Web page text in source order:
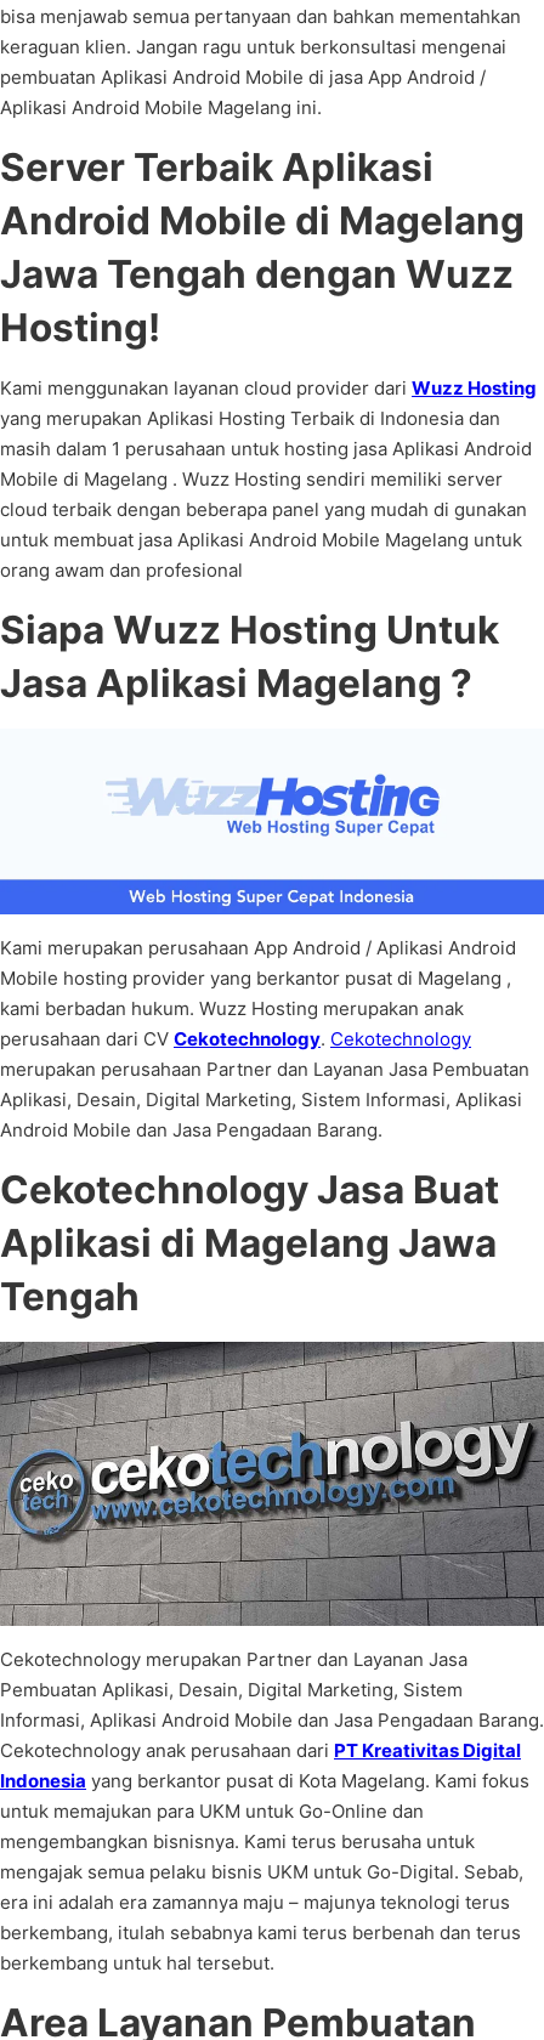
bisa menjawab semua pertanyaan dan bahkan mementahkan
keraguan klien. Jangan ragu untuk berkonsultasi mengenai
pembuatan Aplikasi Android Mobile di jasa App Android /
Aplikasi Android Mobile Magelang ini.
Server Terbaik Aplikasi
Android Mobile di Magelang
Jawa Tengah dengan Wuzz
Hosting!
Kami menggunakan layanan cloud provider dari Wuzz Hosting
yang merupakan Aplikasi Hosting Terbaik di Indonesia dan
masih dalam 1 perusahaan untuk hosting jasa Aplikasi Android
Mobile di Magelang . Wuzz Hosting sendiri memiliki server
cloud terbaik dengan beberapa panel yang mudah di gunakan
untuk membuat jasa Aplikasi Android Mobile Magelang untuk
orang awam dan profesional
Siapa Wuzz Hosting Untuk
Jasa Aplikasi Magelang ?
Kami merupakan perusahaan App Android / Aplikasi Android
Mobile hosting provider yang berkantor pusat di Magelang ,
kami berbadan hukum. Wuzz Hosting merupakan anak
perusahaan dari CV Cekotechnology. Cekotechnology
merupakan perusahaan Partner dan Layanan Jasa Pembuatan
Aplikasi, Desain, Digital Marketing, Sistem Informasi, Aplikasi
Android Mobile dan Jasa Pengadaan Barang.
CekotechnologyJasa Buat
Aplikasi di Magelang Jawa
Tengah
Cekotechnology merupakan Partner dan Layanan Jasa
Pembuatan Aplikasi, Desain, Digital Marketing, Sistem
Informasi, Aplikasi Android Mobile dan Jasa Pengadaan Barang.
Cekotechnology anak perusahaan dari PT Kreativitas Digital
Indonesia yang berkantor pusat di Kota Magelang. Kami fokus
untuk memajukan para UKM untuk Go-Online dan
mengembangkan bisnisnya. Kami terus berusaha untuk
mengajak semua pelaku bisnis UKM untuk Go-Digital. Sebab,
era ini adalah era zamannya maju – majunya teknologi terus
berkembang, itulah sebabnya kami terus berbenah dan terus
berkembang untuk hal tersebut.
Area Layanan Pembuatan